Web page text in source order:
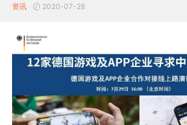
资讯 2020-07-28